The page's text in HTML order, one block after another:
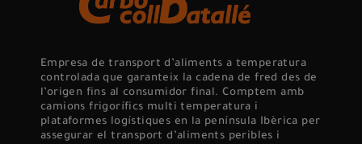
Empresa de transport d’aliments a temperatura
controlada que garanteix la cadena de fred des de
l’origen fins al consumidor final. Comptem amb
camions frigorífics multi temperatura i
plataformes logístiques en la península Ibèrica per
assegurar el transport d’aliments peribles i